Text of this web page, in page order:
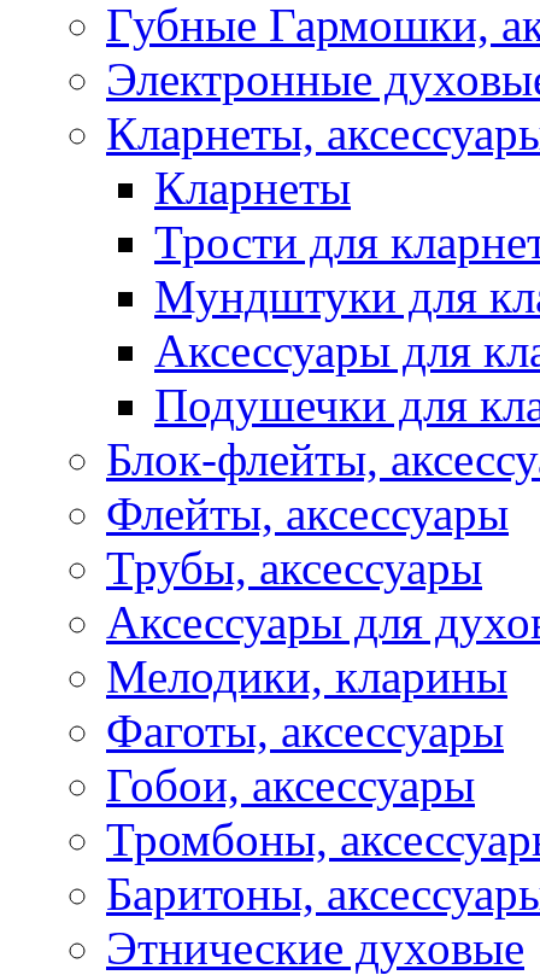
Губные Гармошки,
Электронные
Кларнеты,
Кларнеты
Трости для
Мундштуки для
Аксессуары для
Подушечки для
Блок-флейты,
Флейты, аксессуары
Трубы, аксессуары
Аксессуары для
Мелодики, кларины
Фаготы, аксессуары
Гобои, аксессуары
Тромбоны,
Баритоны,
Этнические духовые